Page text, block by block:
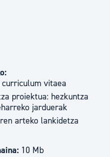
vitaea
proiektua: hezkuntza
jarduerak
arteko lankidetza
10 Mb